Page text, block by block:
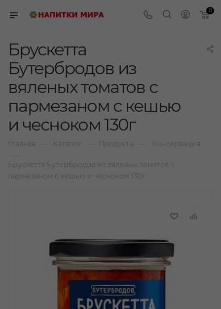
0
Брускетта
Бутербродов из
вяленых томатов с
пармезаном с кешью
и чесноком 130г
Главная Каталог Продукты Консервация
Брускетта Бутербродов из вяленых томатов с
пармезаном с кешью и чесноком 130г